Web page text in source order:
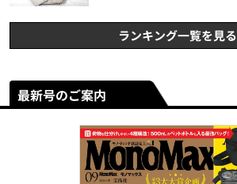
ランキング一覧を見る
最新号のご案内